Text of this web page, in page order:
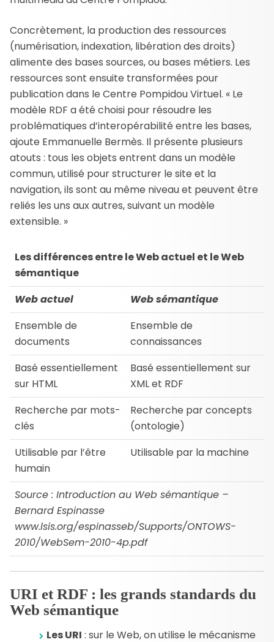
Concrètement, la production des ressources
(numérisation, indexation, libération des droits)
alimente des bases sources, ou bases métiers. Les
ressources sont ensuite transformées pour
publication dans le Centre Pompidou Virtuel. « Le
modèle RDF a été choisi pour résoudre les
problématiques d’interopérabilité entre les bases,
ajoute Emmanuelle Bermès. Il présente plusieurs
atouts : tous les objets entrent dans un modèle
commun, utilisé pour structurer le site et la
navigation, ils sont au même niveau et peuvent être
reliés les uns aux autres, suivant un modèle
extensible. »
Les différences entre le Web actuel et le Web
sémantique
Web actuel
Web sémantique
Ensemble de
documents
Ensemble de
connaissances
Basé essentiellement
sur HTML
Basé essentiellement sur
XML et RDF
Recherche par mots-
clés
Recherche par concepts
(ontologie)
Utilisable par l’être
humain
Utilisable par la machine
Source : Introduction au Web sémantique –
Bernard Espinasse
www.lsis.org/espinasseb/Supports/ONTOWS-
2010/WebSem-2010-4p.pdf
URI et RDF : les grands standards du
Web sémantique
Les URI : sur le Web, on utilise le mécanisme